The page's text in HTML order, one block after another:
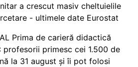
a crescut masiv cheltuielile
- ultimele date Eurostat
Prima de carieră didactică
profesorii primesc cei 1.500 de
la 31 august și îi pot folosi